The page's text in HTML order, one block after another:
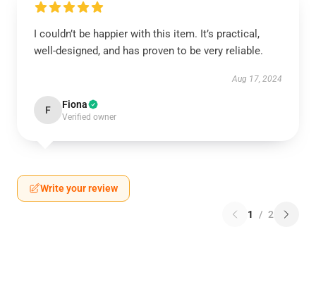
I couldn’t be happier with this item. It’s practical,
well-designed, and has proven to be very reliable.
Aug 17, 2024
F Fiona
Verified owner
Write your review
1 / 2